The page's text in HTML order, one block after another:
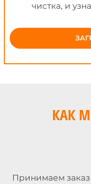
чистка, и
КАК
Принимаем заказ